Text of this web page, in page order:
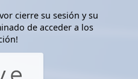
cierre su sesión y su
de acceder a los